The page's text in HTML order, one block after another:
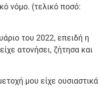
νόμο. (τελικό ποσό:
του 2022, επειδή η
ατονήσει, ζήτησα και
μου είχε ουσιαστικά